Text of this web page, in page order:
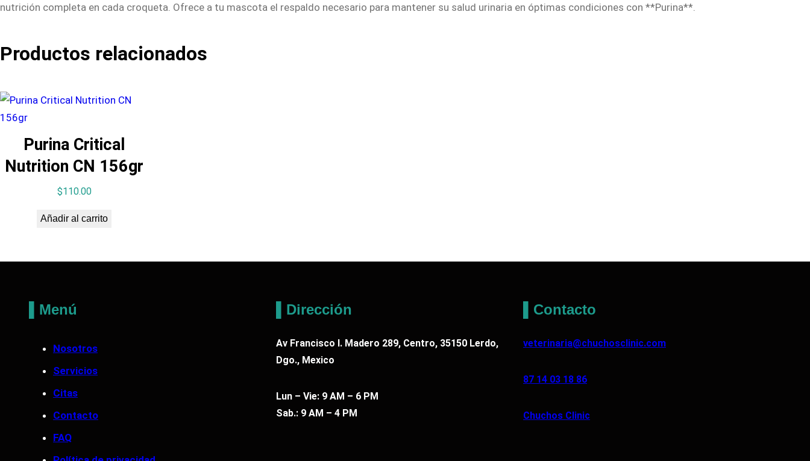
nutrición completa en cada croqueta. Ofrece a tu mascota el respaldo necesario para mantener su salud urinaria en óptimas condiciones con **Purina**.
Productos relacionados
Purina Critical
Nutrition CN 156gr
$110.00
Añadir al carrito
▌Menú
Nosotros
Servicios
Citas
Contacto
FAQ
▌Dirección
Av Francisco I. Madero 289, Centro, 35150 Lerdo,
Dgo., Mexico
Lun – Vie: 9 AM – 6 PM
Sab.: 9 AM – 4 PM
▌Contacto
veterinaria@chuchosclinic.com
87 14 03 18 86
Chuchos Clinic